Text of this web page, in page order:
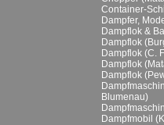
Container-
Dampfer,
Dampflok &
Dampflok
Dampflok (C.
Dampflok
Dampflok
Blumenau)
Dampfmobil